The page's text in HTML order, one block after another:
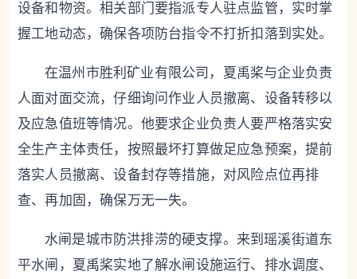
设备和物资。相关部门要指派专人驻点监管，实时掌
握工地动态，确保各项防台指令不打折扣落到实处。
在温州市胜利矿业有限公司，夏禹桨与企业负责
人面对面交流，仔细询问作业人员撤离、设备转移以
及应急值班等情况。他要求企业负责人要严格落实安
全生产主体责任，按照最坏打算做足应急预案，提前
落实人员撤离、设备封存等措施，对风险点位再排
查、再加固，确保万无一失。
水闸是城市防洪排涝的硬支撑。来到瑶溪街道东
平水闸，夏禹桨实地了解水闸设施运行、排水调度、